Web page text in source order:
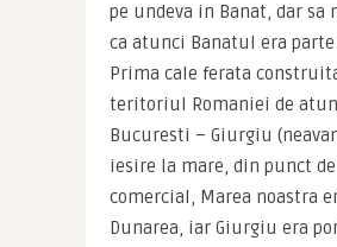
pe undeva in Banat, dar sa
ca atunci Banatul era
Prima cale ferata
teritoriul Romaniei de
Bucuresti – Giurgiu
iesire la mare, din punct de
comercial, Marea noastra
Dunarea, iar Giurgiu era